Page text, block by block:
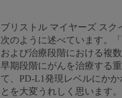
ブリストル マイヤーズ スク
次のように述べています。
および治療段階における複
早期段階にがんを治療する
て、PD-L1発現レベルにか
とを大変うれしく思います